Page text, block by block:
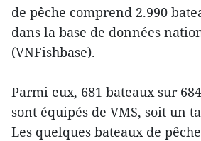
de pêche comprend 2.990
dans la base de données
(VNFishbase).
Parmi eux, 681 bateaux sur
sont équipés de VMS, soit un
Les quelques bateaux de